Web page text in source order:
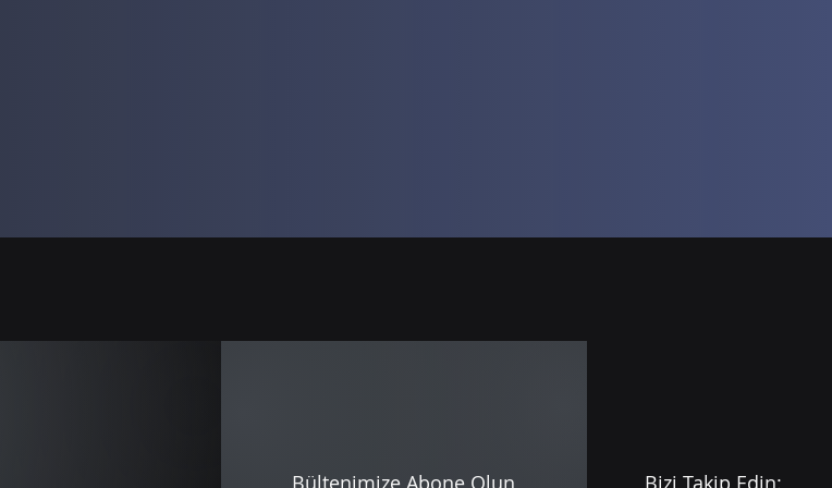
Bültenimize Abone Olun Bizi Takip Edin: